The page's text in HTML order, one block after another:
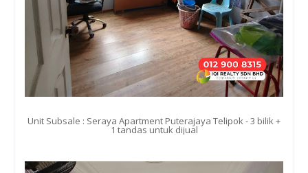
Unit Subsale : Seraya Apartment Puterajaya Telipok - 3 bilik +
1 tandas untuk dijual